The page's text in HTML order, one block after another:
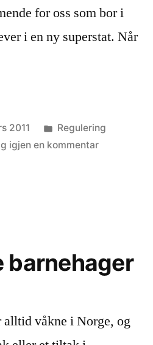
for oss som bor i
i en ny superstat. Når
2011
Publisert
i
Regulering
igjen en kommentartil
barnehager
våkne i Norge, og